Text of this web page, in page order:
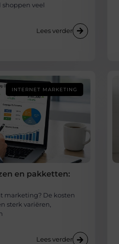
shoppen veel
Lees verder
INTERNET MARKETING
en pakketten:
marketing? De kosten
sterk variëren,
Lees verder